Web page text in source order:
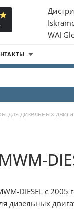
WAI
для дизельных
DIESEL с